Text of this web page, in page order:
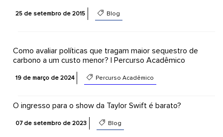
25 de setembro de 2015 Blog
Como avaliar políticas que tragam maior sequestro de
carbono a um custo menor? | Percurso Acadêmico
19 de março de 2024 Percurso Acadêmico
O ingresso para o show da Taylor Swift é barato?
07 de setembro de 2023 Blog